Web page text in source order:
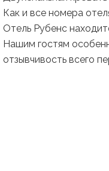
Как и все номера
Отель Рубенс
Нашим гостям
отзывчивость всего